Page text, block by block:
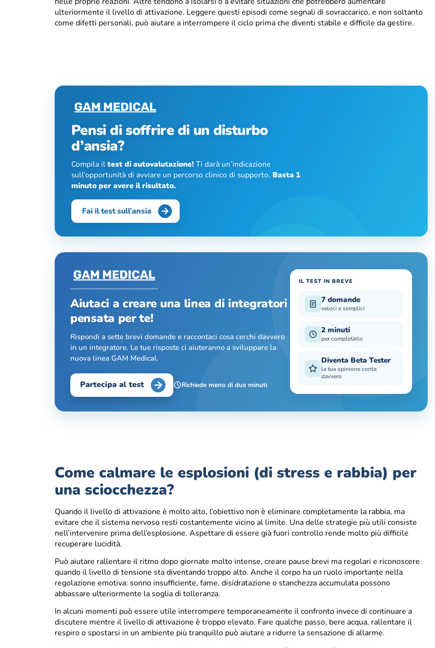
ulteriormente il livello di attivazione. Leggere questi episodi come segnali di sovraccarico, e non soltanto
come difetti personali, può aiutare a interrompere il ciclo prima che diventi stabile e difficile da gestire.
Pensi di soffrire di un disturbo
d’ansia?
Compila iltest di autovalutazione!Ti darà un’indicazione
sull’opportunità di avviare un percorso clinico di supporto. Basta 1
minuto per avere il risultato.
Fai il test sull’ansia
Aiutaci a creare una linea di integratori
pensata per te!
Rispondi a sette brevi domande e raccontaci cosa cerchi davvero
in un integratore. Le tue risposte ci aiuteranno a sviluppare la
nuova linea GAM Medical.
Partecipa al test Richiede meno di due minuti
IL TEST IN BREVE
7 domande
veloci e semplici
2 minuti
per completarlo
Diventa Beta Tester
la tua opinione conta
davvero
Come calmare le esplosioni (di stress e rabbia) per
una sciocchezza?
Quando il livello di attivazione è molto alto, l’obiettivo non è eliminare completamente la rabbia, ma
evitare che il sistema nervoso resti costantemente vicino al limite. Una delle strategie più utili consiste
nell’intervenire prima dell’esplosione. Aspettare di essere già fuori controllo rende molto più difficile
recuperare lucidità.
Può aiutare rallentare il ritmo dopo giornate molto intense, creare pause brevi ma regolari e riconoscere
quando il livello di tensione sta diventando troppo alto. Anche il corpo ha un ruolo importante nella
regolazione emotiva: sonno insufficiente, fame, disidratazione o stanchezza accumulata possono
abbassare ulteriormente la soglia di tolleranza.
In alcuni momenti può essere utile interrompere temporaneamente il confronto invece di continuare a
discutere mentre il livello di attivazione è troppo elevato. Fare qualche passo, bere acqua, rallentare il
respiro o spostarsi in un ambiente più tranquillo può aiutare a ridurre la sensazione di allarme.